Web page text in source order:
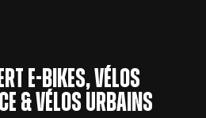
e-bikes, vélos
& vélos urbains